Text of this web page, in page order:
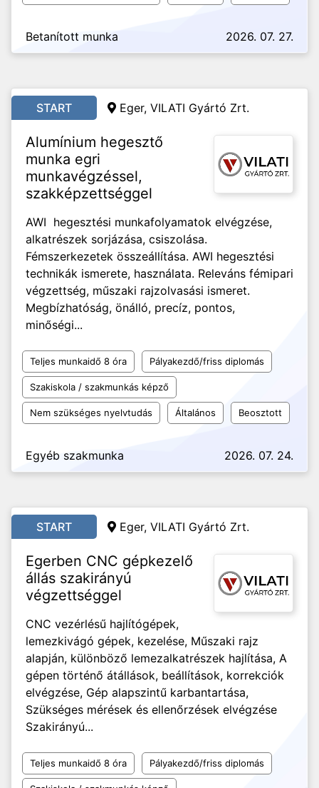
Betanított munka 2026. 07. 27.
START Eger, VILATI Gyártó Zrt.
Alumínium hegesztő
munka egri
munkavégzéssel,
szakképzettséggel
AWI hegesztési munkafolyamatok elvégzése,
alkatrészek sorjázása, csiszolása.
Fémszerkezetek összeállítása. AWI hegesztési
technikák ismerete, használata. Releváns fémipari
végzettség, műszaki rajzolvasási ismeret.
Megbízhatóság, önálló, precíz, pontos,
minőségi...
Teljes munkaidő 8 óra Pályakezdő/friss diplomás
Szakiskola / szakmunkás képző
Nem szükséges nyelvtudás Általános Beosztott
Egyéb szakmunka 2026. 07. 24.
START Eger, VILATI Gyártó Zrt.
Egerben CNC gépkezelő
állás szakirányú
végzettséggel
CNC vezérlésű hajlítógépek,
lemezkivágó gépek, kezelése, Műszaki rajz
alapján, különböző lemezalkatrészek hajlítása, A
gépen történő átállások, beállítások, korrekciók
elvégzése, Gép alapszintű karbantartása,
Szükséges mérések és ellenőrzések elvégzése
Szakirányú...
Teljes munkaidő 8 óra Pályakezdő/friss diplomás